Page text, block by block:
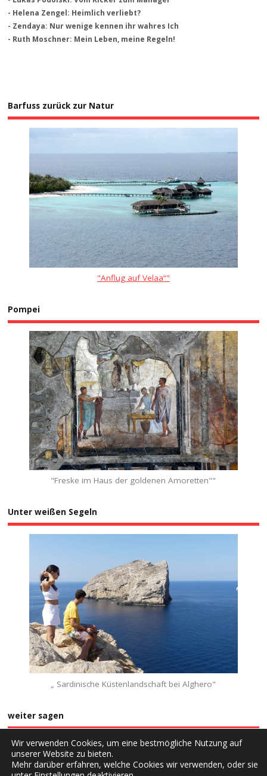
- Helena Zengel: Heimlich verliebt?
- Zendaya: Nur wenige kennen ihr wahres Ich
- Ruth Moschner: Mein Leben, meine Regeln!
Barfuss zurück zur Natur
"Anflug auf Velaa“"
Pompei
"Freske im Haus der goldenen Amoretten""
Unter weißen Segeln
„ Sardinische Küstenlandschaft bei Alghero"
weiter sagen
Wir verwenden Cookies, um eine bestmögliche Nutzung auf
unserer Website zu bieten.
Mehr darüber erfahren, welche Cookies wir verwenden, oder sie